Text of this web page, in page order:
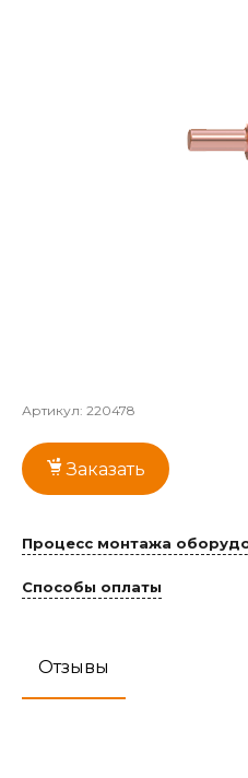
Артикул: 220478
Заказать
Процесс монтажа
Способы оплаты
Отзывы